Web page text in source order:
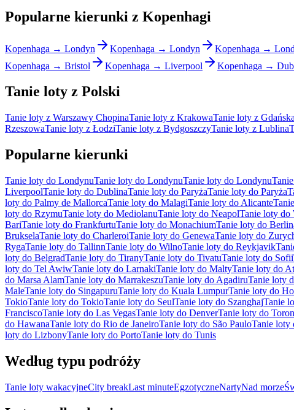
Popularne kierunki z Kopenhagi
Kopenhaga → Londyn Kopenhaga → Londyn Kopenhaga →
Kopenhaga → Bristol
Kopenhaga → Liverpool Kopenhaga →
Tanie loty z Polski
Tanie loty z Warszawy ChopinaTanie loty z KrakowaTanie loty z Gdańska
RzeszowaTanie loty z ŁodziTanie loty z BydgoszczyTanie loty z Lublina
Popularne kierunki
Tanie loty do LondynuTanie loty do LondynuTanie loty do Londynu
LiverpoolTanie loty do DublinaTanie loty do ParyżaTanie loty do Paryża
loty do Palmy de MallorcaTanie loty do MalagiTanie loty do Alicante
loty do RzymuTanie loty do MediolanuTanie loty do NeapolTanie loty do
BariTanie loty do FrankfurtuTanie loty do MonachiumTanie loty do
BrukselaTanie loty do CharleroiTanie loty do GenewaTanie loty do
RygaTanie loty do TallinnTanie loty do WilnoTanie loty do Reykjavik
loty do BelgradTanie loty do TiranyTanie loty do TivatuTanie loty do Sofii
loty do Tel AwiwTanie loty do LarnakiTanie loty do MaltyTanie loty do
do Marsa AlamTanie loty do MarrakeszuTanie loty do AgadiruTanie loty
MaleTanie loty do SingapuruTanie loty do Kuala LumpurTanie loty do
TokioTanie loty do TokioTanie loty do SeulTanie loty do SzanghajTanie
FranciscoTanie loty do Las VegasTanie loty do DenverTanie loty do
do HawanaTanie loty do Rio de JaneiroTanie loty do São PauloTanie loty
loty do LizbonyTanie loty do PortoTanie loty do Tunis
Według typu podróży
Tanie loty wakacyjneCity breakLast minuteEgzotyczneNartyNad morze